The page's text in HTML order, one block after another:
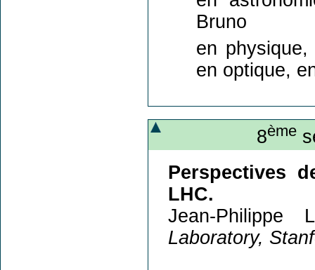
Bruno
en
en optique,
8ème
Perspectives
LHC.
Jean-Philippe
Laboratory,